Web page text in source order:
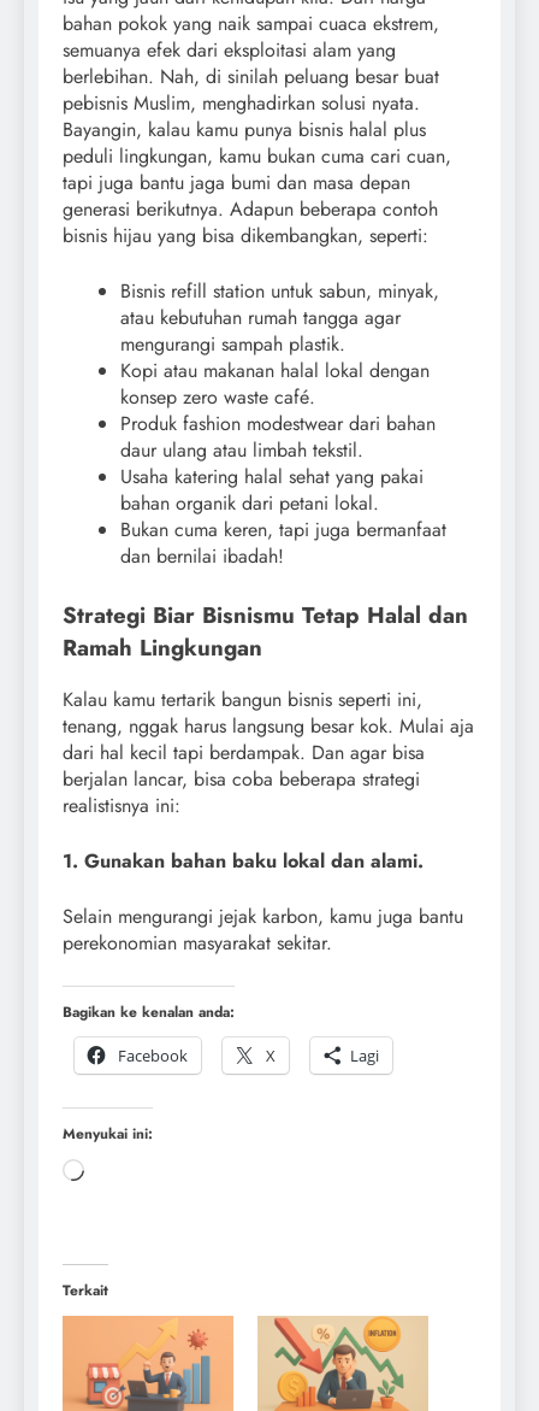
bahan pokok yang naik sampai cuaca ekstrem,
semuanya efek dari eksploitasi alam yang
berlebihan. Nah, di sinilah peluang besar buat
pebisnis Muslim, menghadirkan solusi nyata.
Bayangin, kalau kamu punya bisnis halal plus
peduli lingkungan, kamu bukan cuma cari cuan,
tapi juga bantu jaga bumi dan masa depan
generasi berikutnya. Adapun beberapa contoh
bisnis hijau yang bisa dikembangkan, seperti:
Bisnis refill station untuk sabun, minyak,
atau kebutuhan rumah tangga agar
mengurangi sampah plastik.
Kopi atau makanan halal lokal dengan
konsep zero waste café.
Produk fashion modestwear dari bahan
daur ulang atau limbah tekstil.
Usaha katering halal sehat yang pakai
bahan organik dari petani lokal.
Bukan cuma keren, tapi juga bermanfaat
dan bernilai ibadah!
Strategi Biar Bisnismu Tetap Halal dan
Ramah Lingkungan
Kalau kamu tertarik bangun bisnis seperti ini,
tenang, nggak harus langsung besar kok. Mulai aja
dari hal kecil tapi berdampak. Dan agar bisa
berjalan lancar, bisa coba beberapa strategi
realistisnya ini:
1. Gunakan bahan baku lokal dan alami.
Selain mengurangi jejak karbon, kamu juga bantu
perekonomian masyarakat sekitar.
Bagikan ke kenalan anda:
Facebook
X Lagi
Menyukai ini:
Terkait